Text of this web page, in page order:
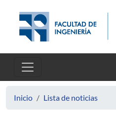
Inicio Lista de noticias